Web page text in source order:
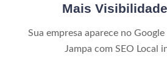
Mais
Sua empresa aparece no
Jampa com SEO Local